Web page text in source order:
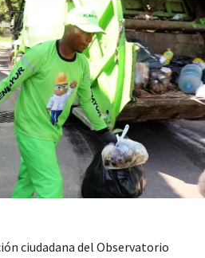
ciudadana del Observatorio